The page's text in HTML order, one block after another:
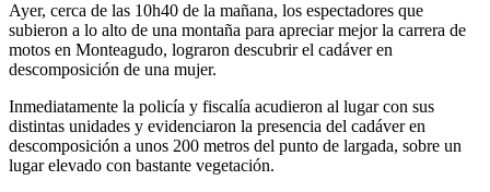
Ayer, cerca de las 10h40 de la mañana, los espectadores que
subieron a lo alto de una montaña para apreciar mejor la carrera de
motos en Monteagudo, lograron descubrir el cadáver en
descomposición de una mujer.
Inmediatamente la policía y fiscalía acudieron al lugar con sus
distintas unidades y evidenciaron la presencia del cadáver en
descomposición a unos 200 metros del punto de largada, sobre un
lugar elevado con bastante vegetación.